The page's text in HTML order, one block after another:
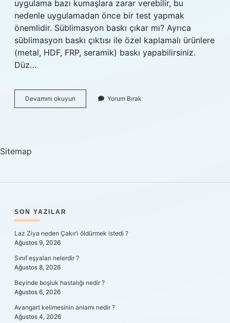
uygulama bazı kumaşlara zarar verebilir, bu
nedenle uygulamadan önce bir test yapmak
önemlidir. Süblimasyon baskı çıkar mı? Ayrıca
süblimasyon baskı çıktısı ile özel kaplamalı ürünlere
(metal, HDF, FRP, seramik) baskı yapabilirsiniz.
Düz…
Devamını okuyun Emprime
Baskı
Yorum Bırak
Sitemap
SIDEBAR
SON YAZILAR
Laz Ziya neden Çakır’ı öldürmek istedi ?
Ağustos 9, 2026
Sınıf eşyaları nelerdir ?
Ağustos 8, 2026
Beyinde boşluk hastalığı nedir ?
Ağustos 6, 2026
Avangart kelimesinin anlamı nedir ?
Ağustos 4, 2026